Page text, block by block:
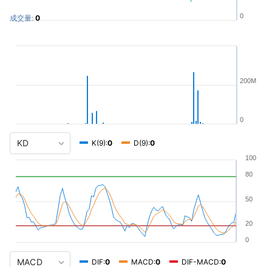
成交量:0 0
0
200M
K(9):0 D(9):0
0
20
50
80
100
DIF:0 MACD:0 DIF-MACD:0